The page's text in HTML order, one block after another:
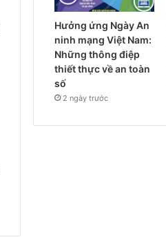
Hưởng ứng Ngày An
ninh mạng Việt Nam:
Những thông điệp
thiết thực về an toàn
số
2 ngày trước